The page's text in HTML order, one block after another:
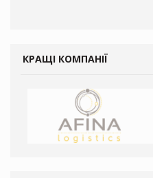
КРАЩІ КОМПАНІЇ